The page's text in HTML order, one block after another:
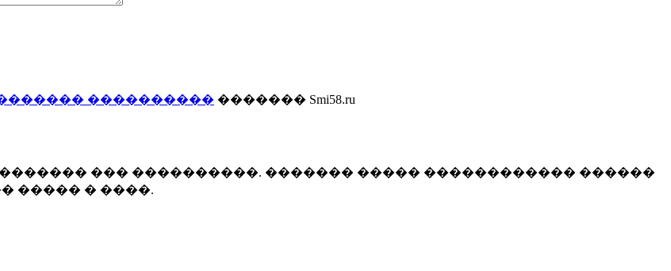
���������� ������� Smi58.ru
��� ����������. ������� ����� ������������ ������
����� � ����.